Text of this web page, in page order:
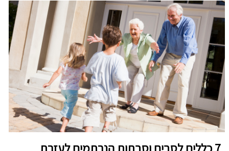
7 כללים לסבים וסבתות הנרתמים לעזרת